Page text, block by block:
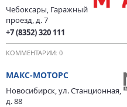
Чебоксары, Гаражный
проезд, д. 7
+7 (8352) 320 111
КОММЕНТАРИИ: 0
МАКС-МОТОРС
Новосибирск, ул. Станционная,
д. 88